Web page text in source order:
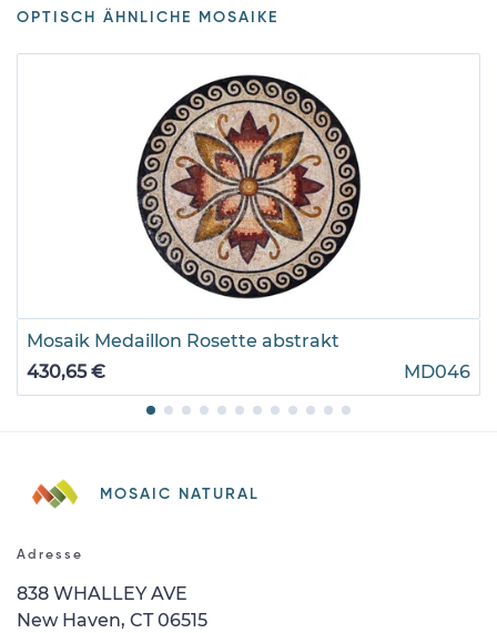
OPTISCH ÄHNLICHE MOSAIKE
Mosaik Medaillon Rosette abstrakt
430,65 €
MD046
MOSAIC NATURAL
Adresse
838 WHALLEY AVE
New Haven, CT 06515